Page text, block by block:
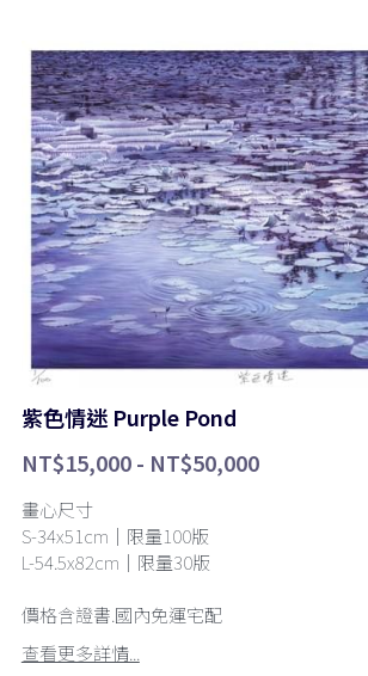
紫色情迷 Purple Pond
NT$15,000 - NT$50,000
畫心尺寸
S-34x51cm｜限量100版
L-54.5x82cm｜限量30版
價格含證書.國內免運宅配
查看更多詳情...